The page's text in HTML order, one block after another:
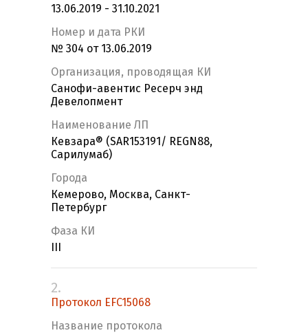
13.06.2019 - 31.10.2021
Номер и дата РКИ
№ 304 от 13.06.2019
Организация, проводящая КИ
Санофи-авентис Ресерч энд
Девелопмент
Наименование ЛП
Кевзара® (SAR153191/ REGN88,
Сарилумаб)
Города
Кемерово, Москва, Санкт-
Петербург
Фаза КИ
2.
Протокол EFC15068
Название протокола